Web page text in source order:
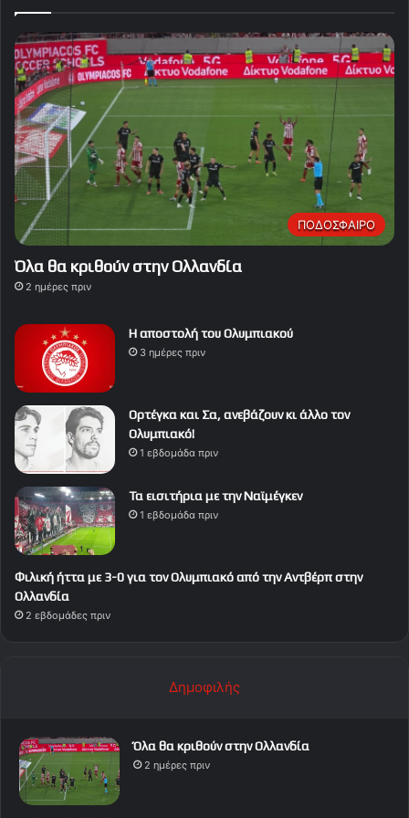
ΠΟΔΟΣΦΑΙΡΟ
Όλα θα κριθούν στην Ολλανδία
2 ημέρες πριν
Η αποστολή του Ολυμπιακού
3 ημέρες πριν
Ορτέγκα και Σα, ανεβάζουν κι άλλο τον
Ολυμπιακό!
1 εβδομάδα πριν
Τα εισιτήρια με την Ναϊμέγκεν
1 εβδομάδα πριν
Φιλική ήττα με 3-0 για τον Ολυμπιακό από την Αντβέρπ στην
Ολλανδία
2 εβδομάδες πριν
Δημοφιλής
Όλα θα κριθούν στην Ολλανδία
2 ημέρες πριν